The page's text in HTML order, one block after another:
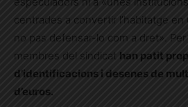
centrades a convertir l’habitatge en
no pas defensar-lo com a dret».
membres del sindicat han patit
d’identificacions i desenes de
d’euros.